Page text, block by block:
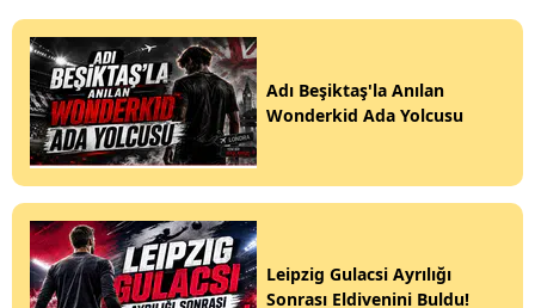
Adı Beşiktaş'la Anılan
Wonderkid Ada Yolcusu
Leipzig Gulacsi Ayrılığı
Sonrası Eldivenini Buldu!